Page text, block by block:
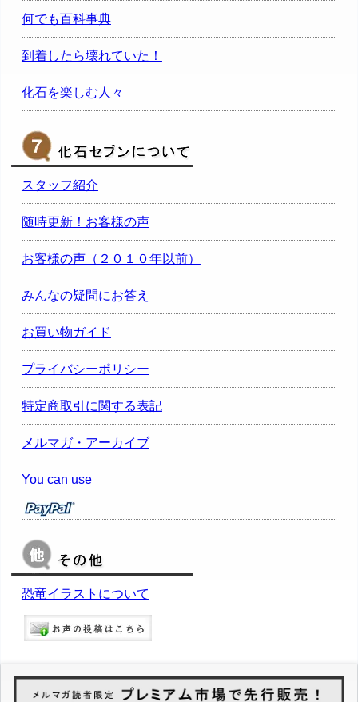
何でも百科事典
到着したら壊れていた！
化石を楽しむ人々
スタッフ紹介
随時更新！お客様の声
お客様の声（２０１０年以前）
みんなの疑問にお答え
お買い物ガイド
プライバシーポリシー
特定商取引に関する表記
メルマガ・アーカイブ
You can use
恐竜イラストについて